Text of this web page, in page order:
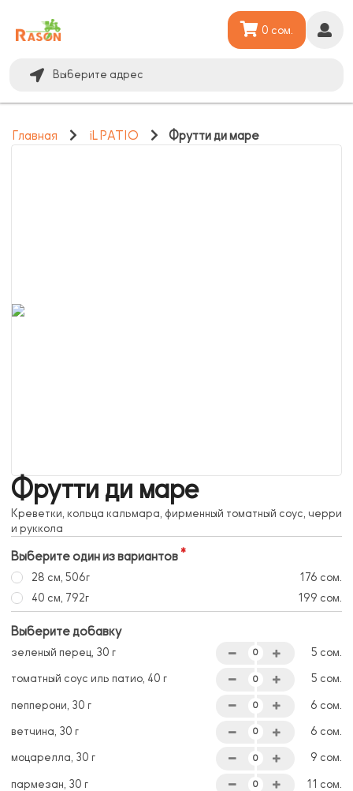
Выберите адрес
0 сом.
Главная iL PATIO Фрутти ди маре
Фрутти ди маре
Креветки, кольца кальмара, фирменный томатный соус, черри
и руккола
Выберите один из вариантов
28 см, 506г
176 сом.
40 см, 792г
199 сом.
Выберите добавку
зеленый перец, 30 г 5 сом.
томатный соус иль патио, 40 г 5 сом.
пепперони, 30 г 6 сом.
ветчина, 30 г 6 сом.
моцарелла, 30 г 9 сом.
пармезан, 30 г 11 сом.